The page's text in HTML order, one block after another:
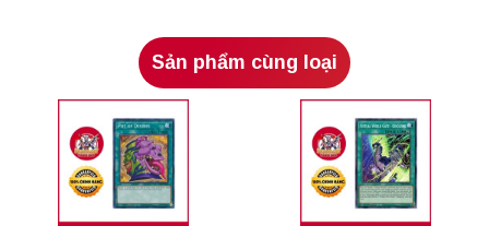
Sản phẩm cùng loại